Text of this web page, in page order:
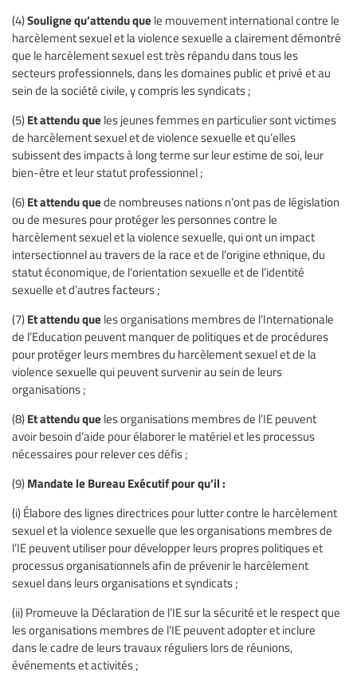
(4)Souligne qu’attendu que le mouvement international contre le
harcèlement sexuel et la violence sexuelle a clairement démontré
que le harcèlement sexuel est très répandu dans tous les
secteurs professionnels, dans les domaines public et privé et au
sein de la société civile, y compris les syndicats ;
(5) Et attendu que les jeunes femmes en particulier sont victimes
de harcèlement sexuel et de violence sexuelle et qu’elles
subissent des impacts à long terme sur leur estime de soi, leur
bien-être et leur statut professionnel ;
(6) Et attendu que de nombreuses nations n’ont pas de législation
ou de mesures pour protéger les personnes contre le
harcèlement sexuel et la violence sexuelle, qui ont un impact
intersectionnel au travers de la race et de l’origine ethnique, du
statut économique, de l’orientation sexuelle et de l’identité
sexuelle et d’autres facteurs ;
(7) Et attendu que les organisations membres de l’Internationale
de l’Education peuvent manquer de politiques et de procédures
pour protéger leurs membres du harcèlement sexuel et de la
violence sexuelle qui peuvent survenir au sein de leurs
organisations ;
(8) Et attendu que les organisations membres de l’IE peuvent
avoir besoin d’aide pour élaborer le matériel et les processus
nécessaires pour relever ces défis ;
(9) Mandate le Bureau Exécutif pour qu’il :
(i) Élabore des lignes directrices pour lutter contre le harcèlement
sexuel et la violence sexuelle que les organisations membres de
l’IE peuvent utiliser pour développer leurs propres politiques et
processus organisationnels afin de prévenir le harcèlement
sexuel dans leurs organisations et syndicats ;
(ii) Promeuve la Déclaration de l’IE sur la sécurité et le respect que
les organisations membres de l’IE peuvent adopter et inclure
dans le cadre de leurs travaux réguliers lors de réunions,
événements et activités ;